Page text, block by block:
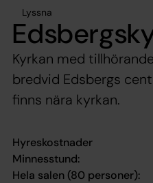
Lyssna
Kyrkan med
bredvid Edsbergs
finns nära kyrkan.
Hyreskostnader
Minnesstund:
Hela salen (80 personer):